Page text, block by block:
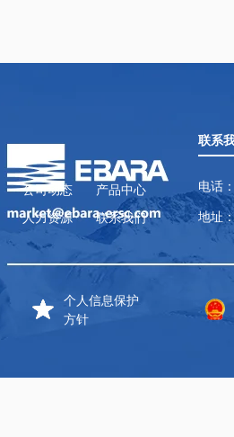
公司动态
产品中心
人力资源
联系我们
联系
电话
地址
个人信息保护
方针